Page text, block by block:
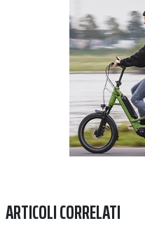
ARTICOLI CORRELATI